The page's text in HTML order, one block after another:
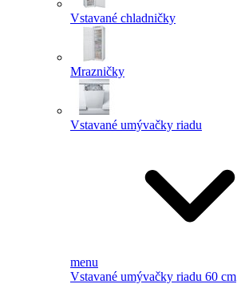
Vstavané chladničky
Mrazničky
Vstavané umývačky riadu
menu
Vstavané umývačky riadu 60 cm